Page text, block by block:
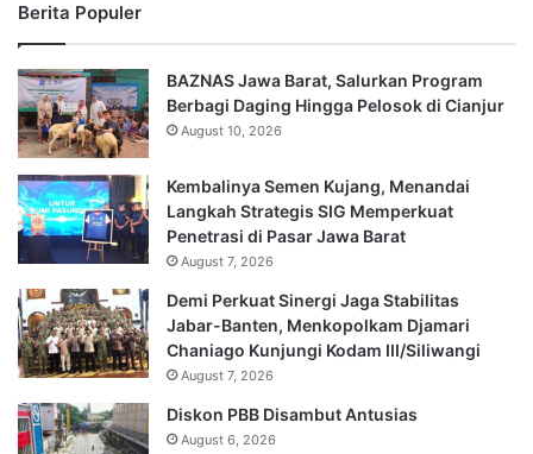
Berita Populer
BAZNAS Jawa Barat, Salurkan Program
Berbagi Daging Hingga Pelosok di Cianjur
August 10, 2026
Kembalinya Semen Kujang, Menandai
Langkah Strategis SIG Memperkuat
Penetrasi di Pasar Jawa Barat
August 7, 2026
Demi Perkuat Sinergi Jaga Stabilitas
Jabar-Banten, Menkopolkam Djamari
Chaniago Kunjungi Kodam III/Siliwangi
August 7, 2026
Diskon PBB Disambut Antusias
August 6, 2026